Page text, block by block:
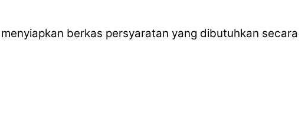
berkas persyaratan yang dibutuhkan secara